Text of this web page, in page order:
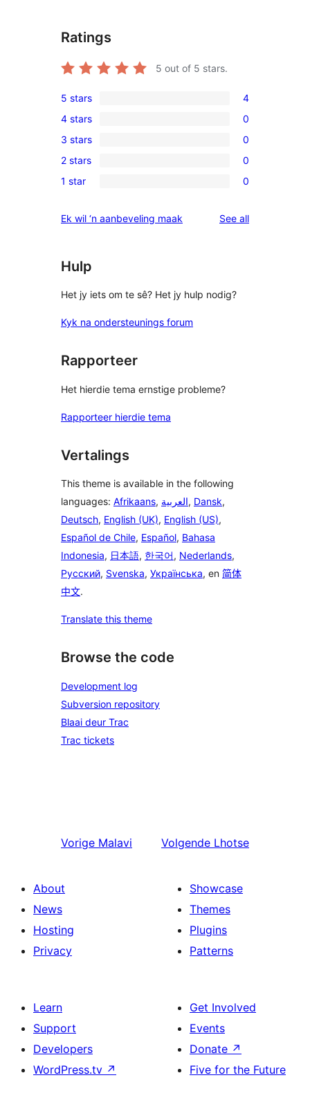
Ratings
5 out of 5 stars.
4
5-
star
reviews
5 stars 4
0
4-
star
reviews
4 stars 0
0
3-
star
3 stars 0
0
2-
reviews
2 stars 0
0
star
1 star 0
Ek wil ‘n aanbeveling maak See allreviews
Hulp
Het jy iets om te sê? Het jy hulp nodig?
Kyk na ondersteunings forum
Rapporteer
Het hierdie tema ernstige probleme?
Rapporteer hierdie tema
Vertalings
This theme is available in the following
languages: Afrikaans, العربية, Dansk,
Deutsch, English (UK), English (US),
Español de Chile, Español, Bahasa
Indonesia, 日本語, 한국어, Nederlands,
Русский, Svenska, Українська, en 简体
中文.
Translate this theme
Browse the code
Development log
Subversion repository
Blaai deur Trac
Trac tickets
Vorige Malavi Volgende Lhotse
About
News
Hosting
Privacy
Showcase
Themes
Plugins
Patterns
Learn
Support
Developers
WordPress.tv ↗
Get Involved
Events
Donate ↗
Five for the Future